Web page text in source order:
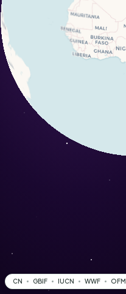
CN GBIF IUCN WWF OFM